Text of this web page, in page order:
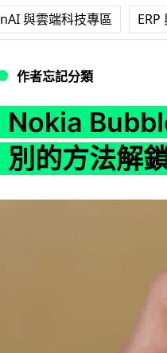
與雲端科技專區 ERP
作者忘記分類
Nokia
別的方法解